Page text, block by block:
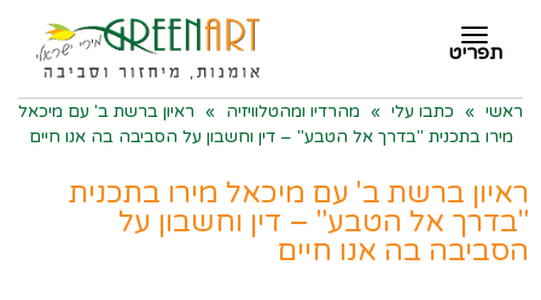
תפריט
תפריט
ראשי » כתבו עלי » מהרדיו ומהטלוויזיה » ראיון ברשת ב' עם מיכאל
מירו בתכנית "בדרך אל הטבע" – דין וחשבון על הסביבה בה אנו חיים
ראיון ברשת ב' עם מיכאל מירו בתכנית
"בדרך אל הטבע" – דין וחשבון על
הסביבה בה אנו חיים